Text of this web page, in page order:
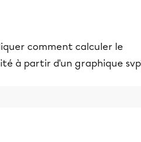
comment calculer le
à partir d'un graphique